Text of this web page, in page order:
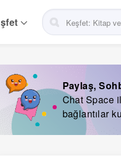
Paylaş,
Chat Space
bağlantılar